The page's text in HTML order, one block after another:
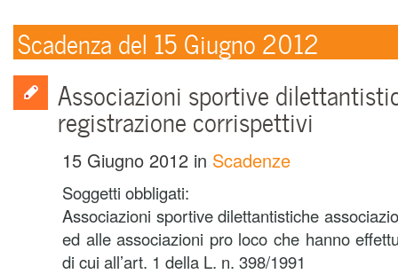
Scadenza del 15 Giugno 2012
Associazioni sportive
registrazione corrispettivi
15 Giugno 2012 in Scadenze
Soggetti obbligati:
Associazioni sportive dilettantistiche
ed alle associazioni pro loco che hanno
di cui all’art. 1 della L. n. 398/1991